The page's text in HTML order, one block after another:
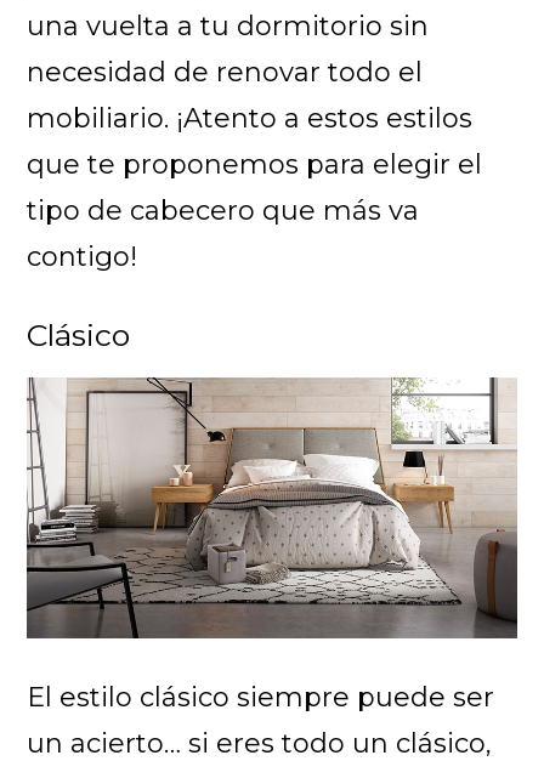
una vuelta a tu dormitorio sin
necesidad de renovar todo el
mobiliario. ¡Atento a estos estilos
que te proponemos para elegir el
tipo de cabecero que más va
contigo!
Clásico
El estilo clásico siempre puede ser
un acierto… si eres todo un clásico,